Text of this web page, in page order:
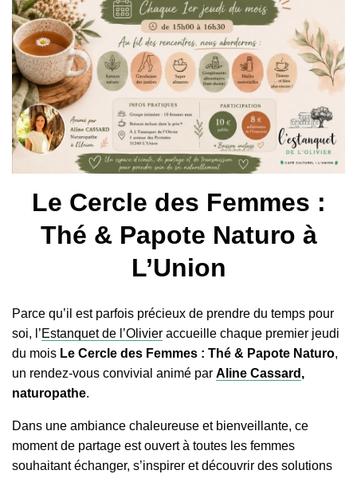
Le Cercle des Femmes :
Thé & Papote Naturo à
L’Union
Parce qu’il est parfois précieux de prendre du temps pour
soi, l’Estanquet de l’Olivieraccueille chaque premier jeudi
du mois Le Cercle des Femmes : Thé & Papote Naturo,
un rendez-vous convivial animé par Aline Cassard ,
naturopathe.
Dans une ambiance chaleureuse et bienveillante, ce
moment de partage est ouvert à toutes les femmes
souhaitant échanger, s’inspirer et découvrir des solutions